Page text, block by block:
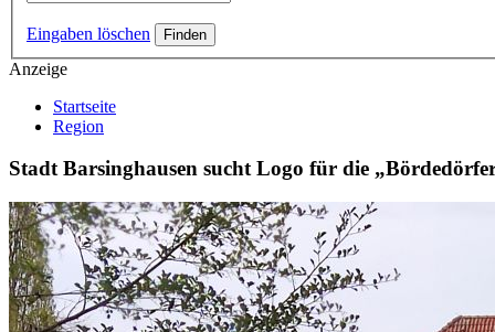
Eingaben löschen
Anzeige
Startseite
Region
Stadt Barsinghausen sucht Logo für die